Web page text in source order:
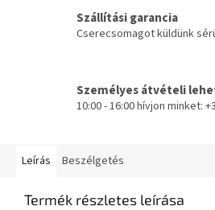
Szállítási garancia
Cserecsomagot küldünk
Személyes átvételi
10:00 - 16:00 hívjon minket:
Leírás Beszélgetés
Termék részletes leírása